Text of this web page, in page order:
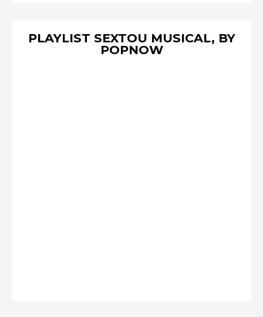
PLAYLIST SEXTOU MUSICAL, BY
POPNOW